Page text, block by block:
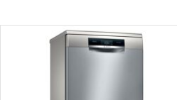
nhiều cửa hàng, đại lý.